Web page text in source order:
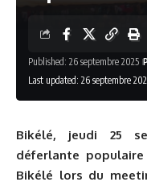
Last updated: 26 septembre
Published: 26 septembre 2025
Bikélé, jeudi 25
déferlante populaire
Bikélé lors du